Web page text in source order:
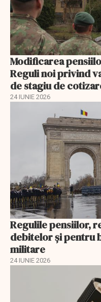
Modificarea
Reguli noi privind
de stagiu de
24 IUNIE 2026
Regulile pensiilor,
debitelor și pentru
militare
24 IUNIE 2026